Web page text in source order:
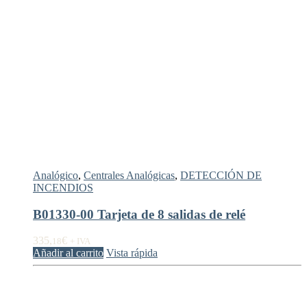
Analógico, Centrales Analógicas, DETECCIÓN DE
INCENDIOS
B01330-00 Tarjeta de 8 salidas de relé
335, 18€ + IVA
Añadir al carrito Vista rápida